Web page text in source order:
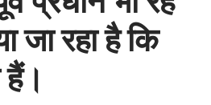
जा रहा है कि
हैं।